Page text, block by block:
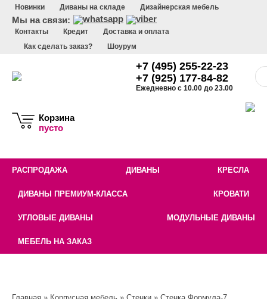
Новинки Диваны на складе Дизайнерская мебель
Мы на связи:
Контакты Кредит
Доставка и оплата
Как сделать заказ?
Шоурум
+7 (495) 255-22-23
+7 (925) 177-84-82
Ежедневно с 10.00 до 23.00
Корзина
пусто
РАСПРОДАЖА ДИВАНЫ КРЕСЛА
ДИВАНЫ ПРЕМИУМ-КЛАССА КРОВАТИ
УГЛОВЫЕ ДИВАНЫ МОДУЛЬНЫЕ ДИВАНЫ
МЕБЕЛЬ НА ЗАКАЗ